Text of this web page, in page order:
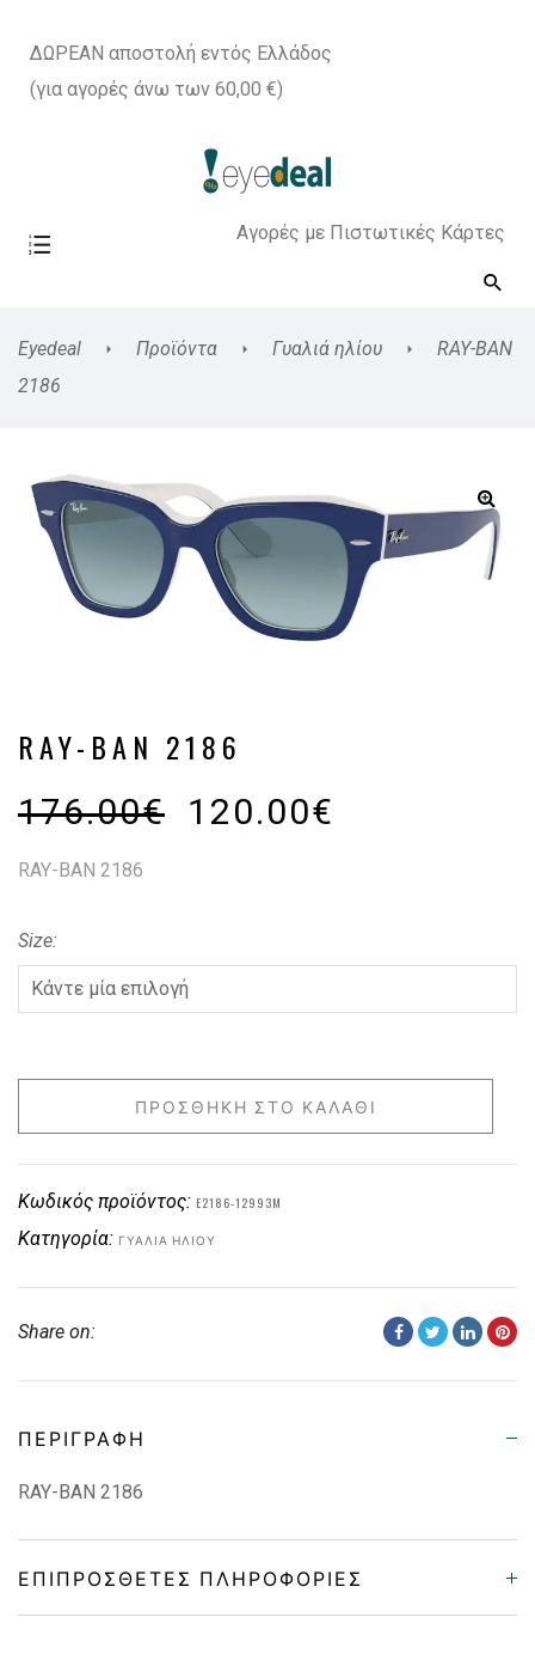
ΔΩΡΕΑΝ αποστολή εντός Ελλάδος
(για αγορές άνω των 60,00 €)
Αγορές με Πιστωτικές Κάρτες
Eyedeal Προϊόντα Γυαλιά ηλίου
RAY-BAN
2186
RAY-BAN 2186
176.00€ 120.00€
RAY-BAN 2186
Size
ΠΡΟΣΘΉΚΗ ΣΤΟ ΚΑΛΆΘΙ
Κωδικός προϊόντος: E2186-12993M
Κατηγορία: ΓΥΑΛΙΆ ΗΛΊΟΥ
Share on:
ΠΕΡΙΓΡΑΦΉ
RAY-BAN 2186
ΕΠΙΠΡΌΣΘΕΤΕΣ ΠΛΗΡΟΦΟΡΊΕΣ